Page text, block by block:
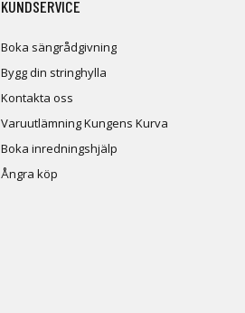
KUNDSERVICE
Boka sängrådgivning
Bygg din stringhylla
Kontakta oss
Varuutlämning Kungens Kurva
Boka inredningshjälp
Ångra köp